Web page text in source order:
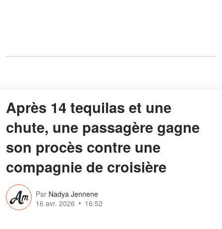
Après 14 tequilas et une
chute, une passagère gagne
son procès contre une
compagnie de croisière
Par Nadya Jennene
16 avr. 2026
16:52